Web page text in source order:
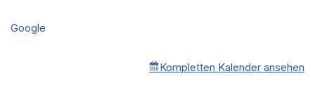
Google
Kompletten Kalender ansehen